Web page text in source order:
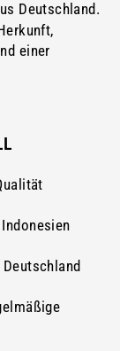
Deutschland.
einer